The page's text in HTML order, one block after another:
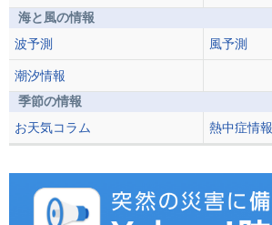
海と風の情報
波予測
風予測
潮汐情報
季節の情報
お天気コラム
熱中症情報